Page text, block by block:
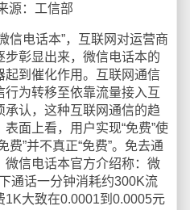
源：工信部
电话本”，互联网对运营商
彰显出来，微信电话本的
起到催化作用。互联网通信
为转移至依靠流量接入互
认，这种互联网通信的趋
面上看，用户实现“免费”使
费”并不真正“免费”。免去通
信电话本官方介绍称：微
通话一分钟消耗约300K流
1K大致在0.0001到0.0005元